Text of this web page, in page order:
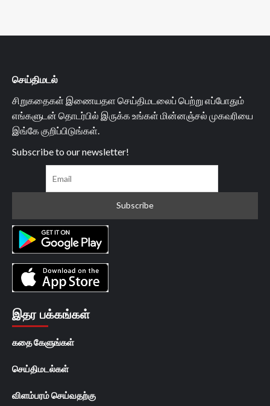
செய்திமடல்
சிறுகதைகள் இணையதள செய்திமடலைப் பெற்று எப்போதும்
எங்களுடன் தொடர்பில் இருக்க உங்கள் மின்னஞ்சல் முகவரியை
இங்கே குறிப்பிடுங்கள்.
Subscribe to our newsletter!
இதர பக்கங்கள்
கதை கேளுங்கள்
செய்திமடல்கள்
விளம்பரம் செய்வதற்கு